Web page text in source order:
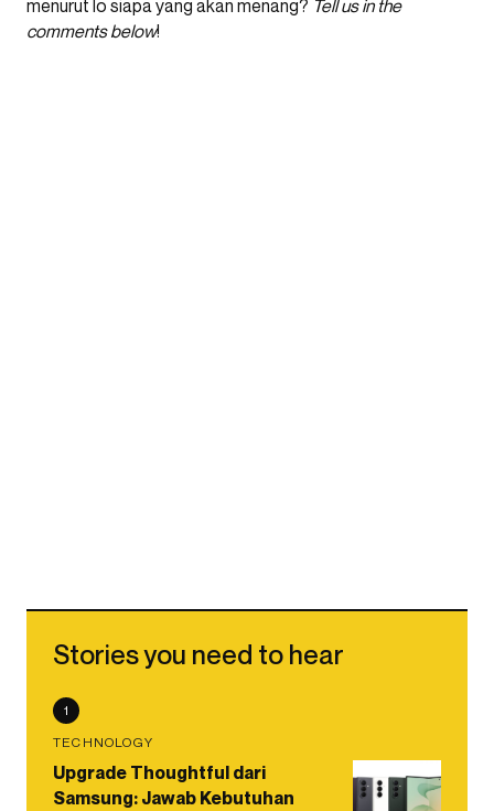
menurut lo siapa yang akan menang? Tell us in the
comments below!
Stories you need to hear
1
TECHNOLOGY
Upgrade Thoughtful dari
Samsung: Jawab Kebutuhan